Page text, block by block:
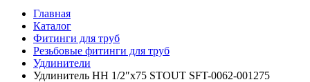
Главная
Каталог
Фитинги для труб
Резьбовые фитинги для труб
Удлинители
Удлинитель НН 1/2″x75 STOUT SFT-0062-001275